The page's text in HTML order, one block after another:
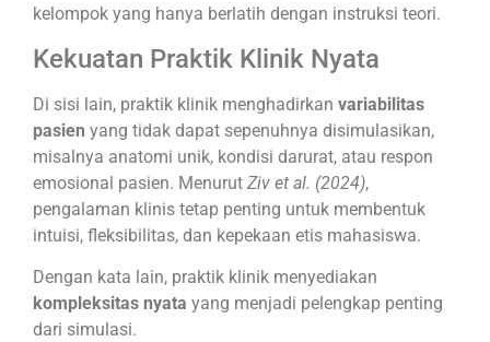
kelompok yang hanya berlatih dengan instruksi teori.
Kekuatan Praktik Klinik Nyata
Di sisi lain, praktik klinik menghadirkan variabilitas
pasien yang tidak dapat sepenuhnya disimulasikan,
misalnya anatomi unik, kondisi darurat, atau respon
emosional pasien. Menurut Ziv et al. (2024),
pengalaman klinis tetap penting untuk membentuk
intuisi, fleksibilitas, dan kepekaan etis mahasiswa.
Dengan kata lain, praktik klinik menyediakan
kompleksitas nyata yang menjadi pelengkap penting
dari simulasi.